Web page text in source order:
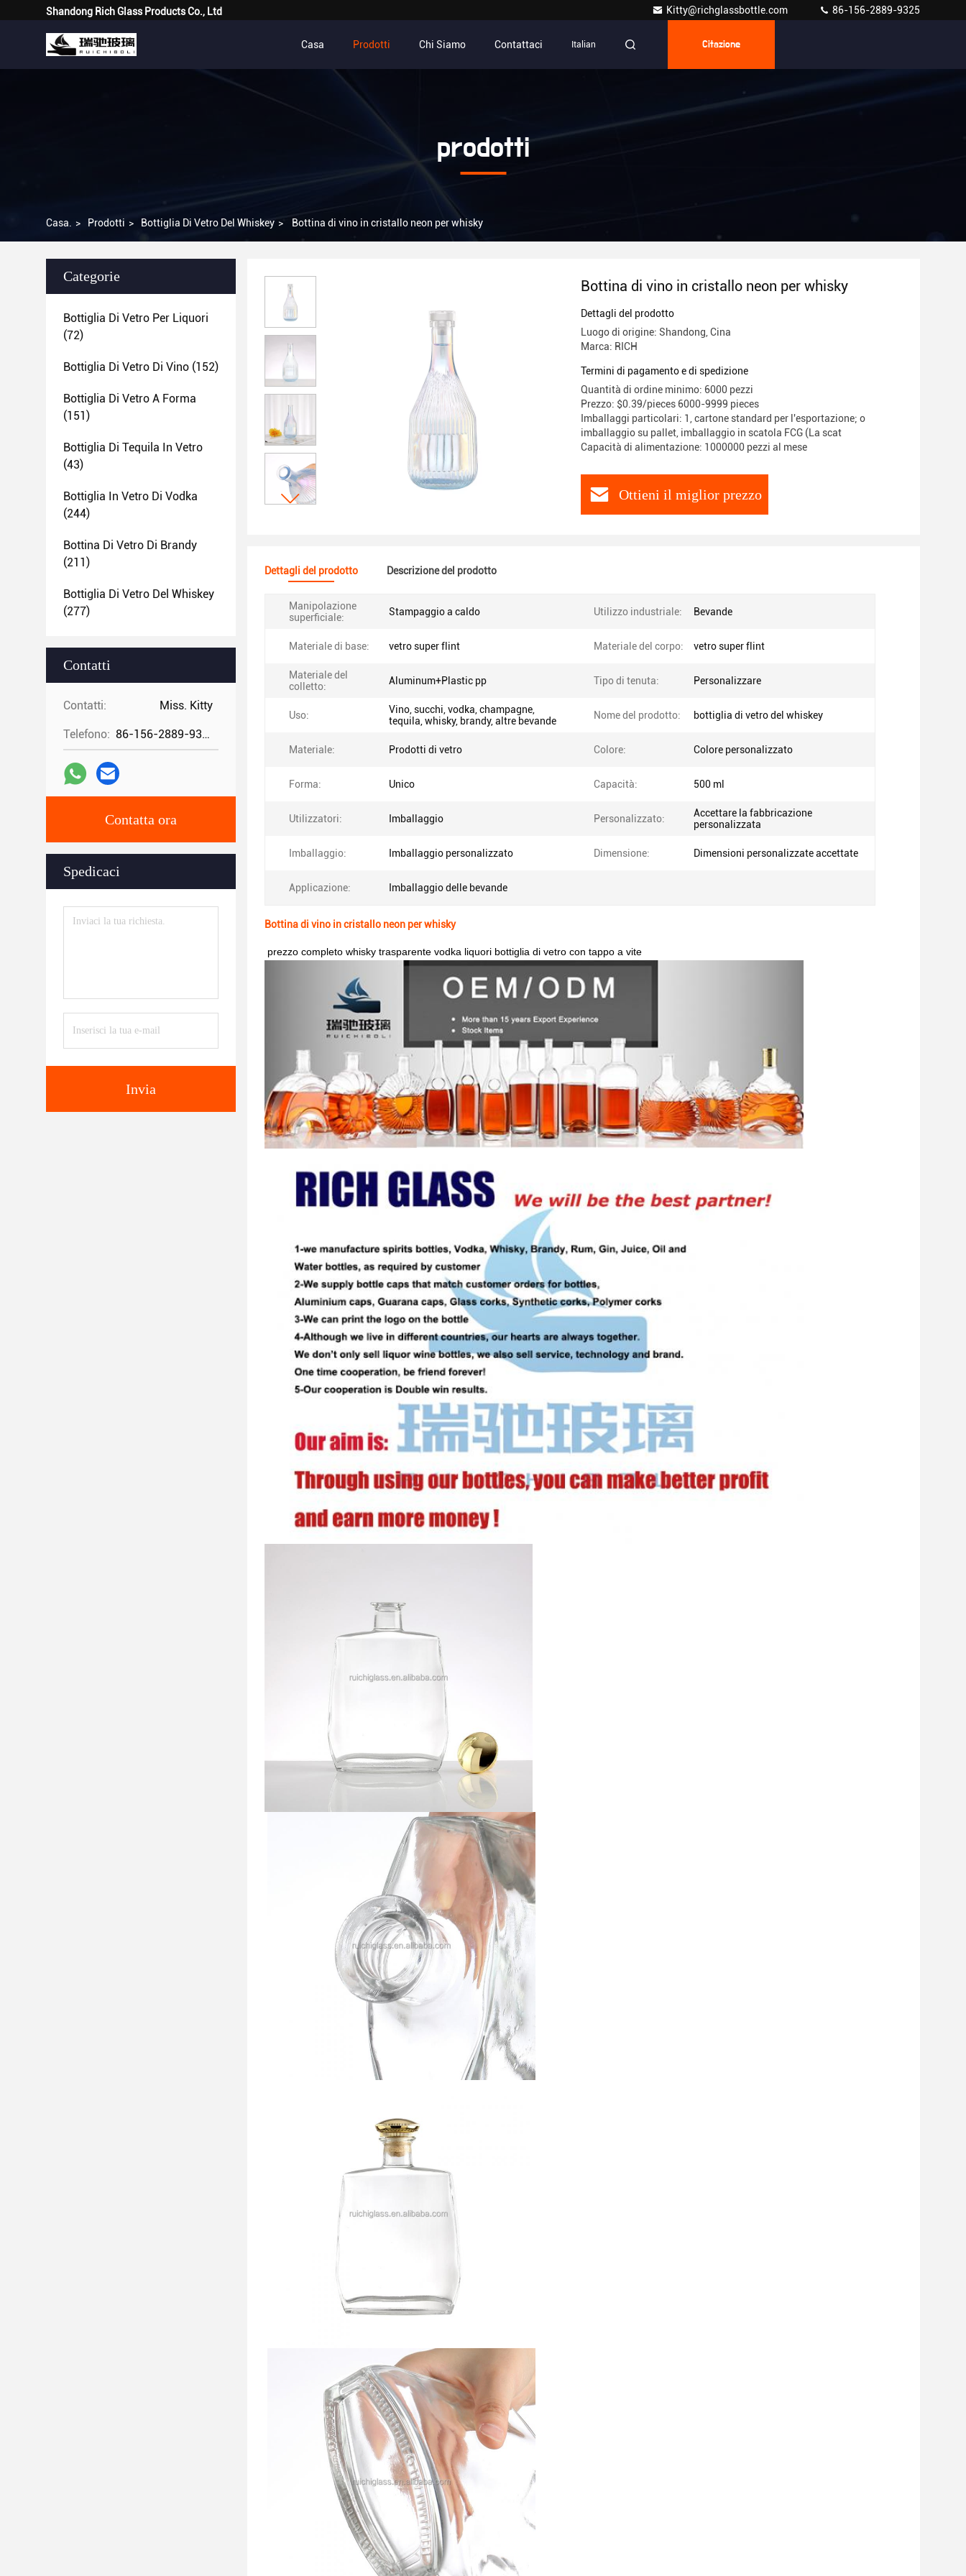
Shandong Rich Glass Products Co., Ltd Kitty@richglassbottle.com 86-156-2889-9325
Casa Prodotti Chi Siamo Contattaci Italian Citazione
prodotti
Casa. > Prodotti > Bottiglia Di Vetro Del Whiskey > Bottina di vino in cristallo neon per whisky
Categorie
Bottiglia Di Vetro Per Liquori
(72)
Bottiglia Di Vetro Di Vino (152)
Bottiglia Di Vetro A Forma
(151)
Bottiglia Di Tequila In Vetro
(43)
Bottiglia In Vetro Di Vodka
(244)
Bottina Di Vetro Di Brandy
(211)
Bottiglia Di Vetro Del Whiskey
(277)
Contatti
Contatti: Miss. Kitty
Telefono: 86-156-2889-9325
Contatta ora
Spedicaci
Invia
Bottina di vino in cristallo neon per whisky
Dettagli del prodotto
Luogo di origine: Shandong, Cina
Marca: RICH
Termini di pagamento e di spedizione
Quantità di ordine minimo: 6000 pezzi
Prezzo: $0.39/pieces 6000-9999 pieces
Imballaggi particolari: 1, cartone standard per l'esportazione; o
imballaggio su pallet, imballaggio in scatola FCG (La scat
Capacità di alimentazione: 1000000 pezzi al mese
Ottieni il miglior prezzo
Dettagli del prodotto Descrizione del prodotto
Manipolazione
superficiale:
Stampaggio a caldo Utilizzo industriale: Bevande
Materiale di base: vetro super flint Materiale del corpo: vetro super flint
Materiale del
colletto:
Aluminum+Plastic pp Tipo di tenuta: Personalizzare
Uso:
Vino, succhi, vodka, champagne,
tequila, whisky, brandy, altre bevande
Nome del prodotto: bottiglia di vetro del whiskey
Materiale: Prodotti di vetro Colore: Colore personalizzato
Forma: Unico Capacità: 500 ml
Utilizzatori: Imballaggio Personalizzato:
Accettare la fabbricazione
personalizzata
Imballaggio: Imballaggio personalizzato Dimensione: Dimensioni personalizzate accettate
Applicazione: Imballaggio delle bevande
Bottina di vino in cristallo neon per whisky
prezzo completo whisky trasparente vodka liquori bottiglia di vetro con tappo a vite